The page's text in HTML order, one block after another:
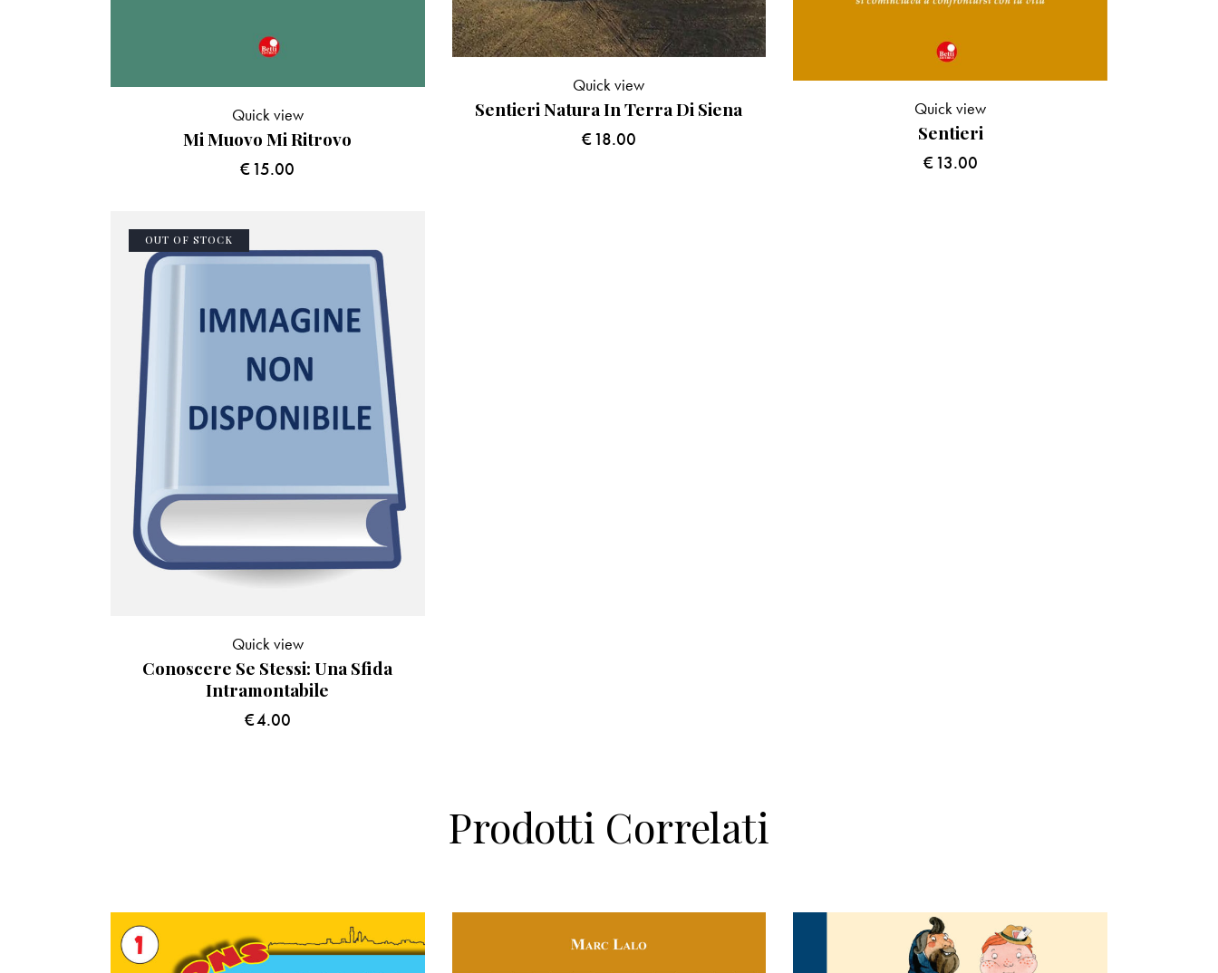
Mi Muovo Mi Ritrovo
€15.00
Quick view Sentieri Natura In Terra Di Siena
€18.00
Quick view
Sentieri
€13.00
Quick view
OUT OF STOCK
Conoscere Se Stessi: Una Sfida
Intramontabile
€4.00
Quick view
Prodotti Correlati